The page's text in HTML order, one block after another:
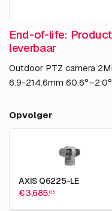
End-of-life:
leverbaar
Outdoor PTZ camera
6.9-214.6mm
Opvolger
AXIS Q6225-LE
€ 3,685.05